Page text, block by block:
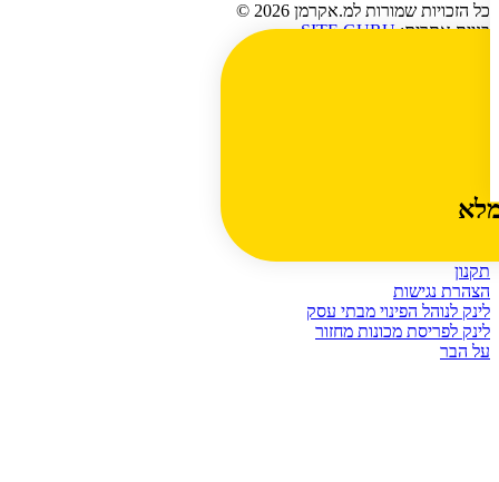
כל הזכויות שמורות למ.אקרמן 2026 ©
בניית אתרים:SITE GURU
מפת האתר
תקנון
הצהרת נגישות
לינק לנוהל הפינוי מבתי עסק
לינק לפריסת מכונות מחזור
על הבר